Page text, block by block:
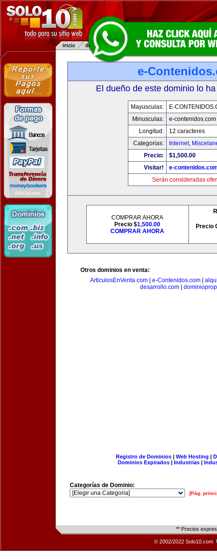
e-
El dueño de este dominio lo
Mayusculas:
E-
Minusculas:
e-contenidos.com
Longitud:
12 caracteres
Categorias:
Internet,
Precio:
$1,500.00
Visitar!
e-
Serán consideradas
COMPRAR AHORA
Precio $1,500.00
COMPRAR AHORA
Precio
Otros dominios en venta:
ArticulosEnVenta.com| e-Contenidos.com|
desarrollo.com|
Registro de Dominios| Web Hosting |
Dominios Expirados | Industrias |
Categorías de Dominio:
[Pág.
** Precios
© 2002/2022 Solo10.com